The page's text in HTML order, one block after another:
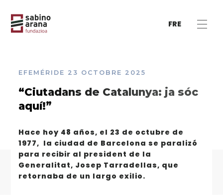
FRE
EFEMÉRIDE 23 OCTOBRE 2025
“Ciutadans de Catalunya: ja sóc
aquí!”
Hace hoy 48 años, el 23 de octubre de
1977, la ciudad de Barcelona se paralizó
para recibir al president de la
Generalitat, Josep Tarradellas, que
retornaba de un largo exilio.